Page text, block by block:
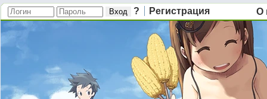
? Регистрация О